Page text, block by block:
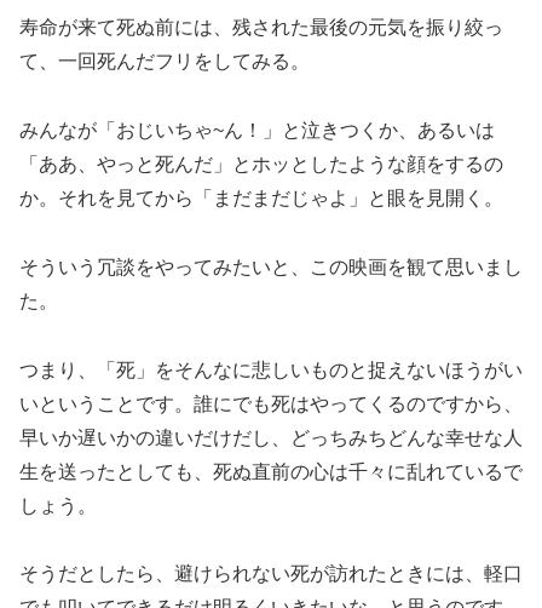
寿命が来て死ぬ前には、残された最後の元気を振り絞っ
て、一回死んだフリをしてみる。
みんなが「おじいちゃ~ん！」と泣きつくか、あるいは
「ああ、やっと死んだ」とホッとしたような顔をするの
か。それを見てから「まだまだじゃよ」と眼を見開く。
そういう冗談をやってみたいと、この映画を観て思いまし
た。
つまり、「死」をそんなに悲しいものと捉えないほうがい
いということです。誰にでも死はやってくるのですから、
早いか遅いかの違いだけだし、どっちみちどんな幸せな人
生を送ったとしても、死ぬ直前の心は千々に乱れているで
しょう。
そうだとしたら、避けられない死が訪れたときには、軽口